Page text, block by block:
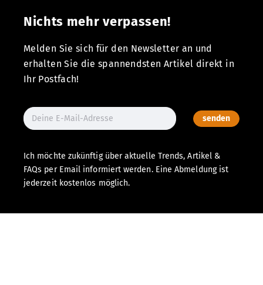
Nichts mehr verpassen!
Melden Sie sich für den Newsletter an und
erhalten Sie die spannendsten Artikel direkt in
Ihr Postfach!
senden
Ich möchte zukünftig über aktuelle Trends, Artikel &
FAQs per Email informiert werden. Eine Abmeldung ist
jederzeit kostenlos möglich.